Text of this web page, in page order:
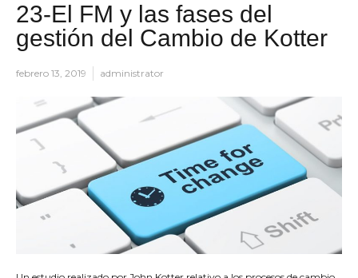
23-El FM y las fases del
gestión del Cambio de Kotter
febrero 13, 2019 administrator